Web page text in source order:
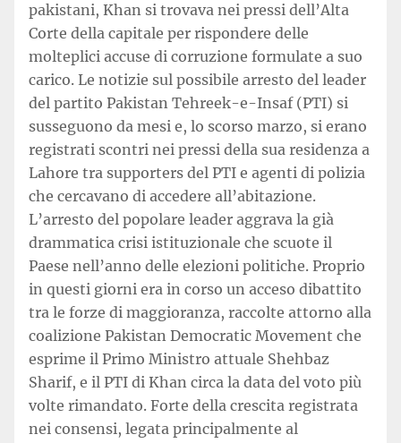
pakistani, Khan si trovava nei pressi dell’Alta
Corte della capitale per rispondere delle
molteplici accuse di corruzione formulate a suo
carico. Le notizie sul possibile arresto del leader
del partito Pakistan Tehreek-e-Insaf (PTI) si
susseguono da mesi e, lo scorso marzo, si erano
registrati scontri nei pressi della sua residenza a
Lahore tra supporters del PTI e agenti di polizia
che cercavano di accedere all’abitazione.
L’arresto del popolare leader aggrava la già
drammatica crisi istituzionale che scuote il
Paese nell’anno delle elezioni politiche. Proprio
in questi giorni era in corso un acceso dibattito
tra le forze di maggioranza, raccolte attorno alla
coalizione Pakistan Democratic Movement che
esprime il Primo Ministro attuale Shehbaz
Sharif, e il PTI di Khan circa la data del voto più
volte rimandato. Forte della crescita registrata
nei consensi, legata principalmente al